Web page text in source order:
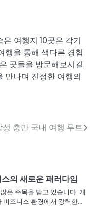
여행지 10곳은 각기
행을 통해 색다른 경험
곳들을 방문해보시길
만나며 진정한 여행의
성 충만 국내 여행 루트
의 새로운 패러다임
은 주목을 받고 있습니다. 개
비즈니스 환경에서 강력한…